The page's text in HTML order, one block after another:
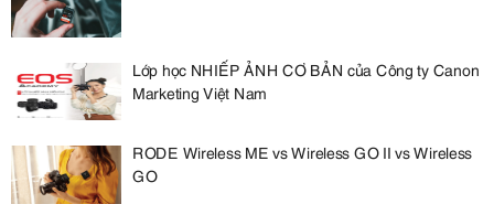
Lớp học NHIẾP ẢNH CƠ BẢN của Công ty Canon
Marketing Việt Nam
RODE Wireless ME vs Wireless GO II vs Wireless
GO